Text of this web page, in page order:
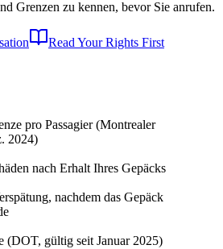
Grenzen zu kennen, bevor Sie anrufen.
Read Your Rights First
pro Passagier (Montrealer
2024)
nach Erhalt Ihres Gepäcks
nachdem das Gepäck
(DOT, gültig seit Januar 2025)